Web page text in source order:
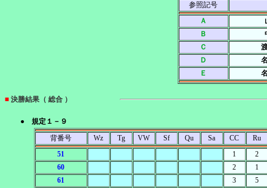
参照記号
Ａ
Ｂ
Ｃ
Ｄ
Ｅ
■ 決勝結果（ 総合 ）
● 規定１－９
背番号
Wz Tg VW Sf Qu Sa CC
Ru
51
1
2
60
2
1
61
3
5